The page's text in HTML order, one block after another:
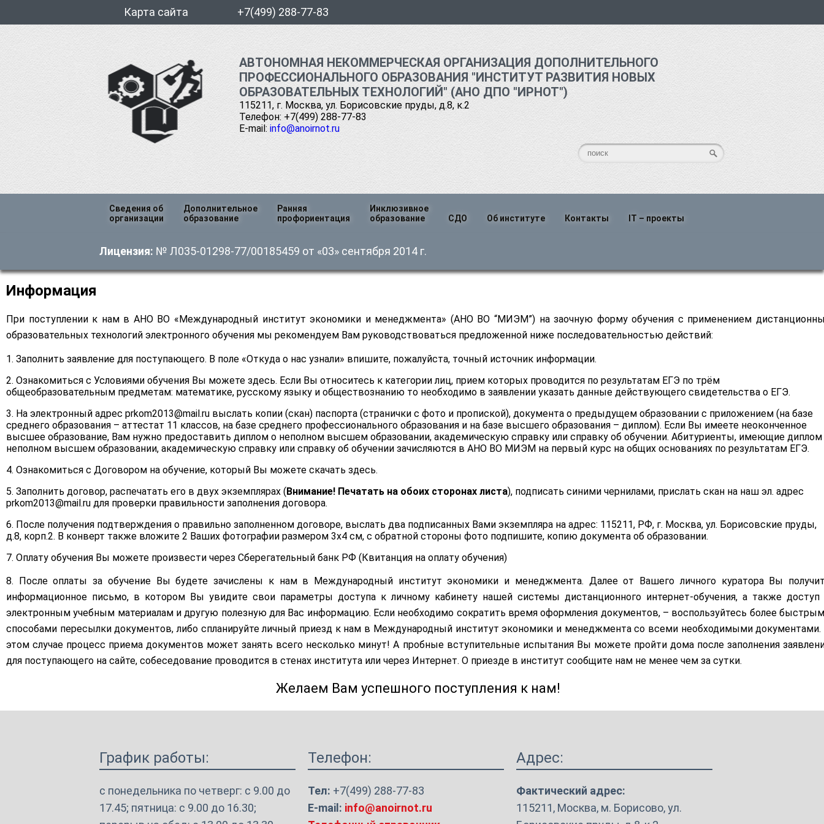
Карта сайта +7(499) 288-77-83
АВТОНОМНАЯ НЕКОММЕРЧЕСКАЯ ОРГАНИЗАЦИЯ ДОПОЛНИТЕЛЬНОГО
ПРОФЕССИОНАЛЬНОГО ОБРАЗОВАНИЯ "ИНСТИТУТ РАЗВИТИЯ НОВЫХ
ОБРАЗОВАТЕЛЬНЫХ ТЕХНОЛОГИЙ" (АНО ДПО "ИРНОТ")
115211, г. Москва, ул. Борисовские пруды, д.8, к.2
Телефон: +7(499) 288-77-83
E-mail: info@anoirnot.ru
содержимому
Сведения об
организации
Основные сведения
Структура и органы управления
Документы
Образовательные стандарты и
требования
Руководство
Педагогический состав
Материально-техническое
образовательного процесса.
Доступная среда
Стипендии и меры поддержки
обучающихся
услуги
Финансово-хозяйственная
деятельность
Вакантные места для приема
(перевода) обучающихся
Дополнительное
образование
Профессиональная
переподготовка
Ранняя
профориентация
Инклюзивное
образование
СДО Об институте
Проекты
Контакты
График работы и контакты
Вакансии института
IT – проекты
Лицензия: № Л035-01298-77/00185459 от «03» сентября 2014 г.
Информация
При поступлении к нам в АНО ВО «Международный институт экономики и менеджмента» (АНО ВО “МИЭМ”) на заочную форму обучения с применением
образовательных технологий электронного обучения мы рекомендуем Вам руководствоваться предложенной ниже последовательностью действий:
1. Заполнить заявление для поступающего. В поле «Откуда о нас узнали» впишите, пожалуйста, точный источник информации.
2. Ознакомиться с Условиями обучения Вы можете здесь. Если Вы относитесь к категории лиц, прием которых проводится по результатам ЕГЭ по трём
общеобразовательным предметам: математике, русскому языку и обществознанию то необходимо в заявлении указать данные действующего свидетельства о ЕГЭ.
3. На электронный адрес prkom2013@mail.ru выслать копии (скан) паспорта (странички с фото и пропиской), документа о предыдущем образовании с приложением (на базе
среднего образования – аттестат 11 классов, на базе среднего профессионального образования и на базе высшего образования – диплом). Если Вы имеете неоконченное
высшее образование, Вам нужно предоставить диплом о неполном высшем образовании, академическую справку или справку об обучении. Абитуриенты, имеющие диплом
неполном высшем образовании, академическую справку или справку об обучении зачисляются в АНО ВО МИЭМ на первый курс на общих основаниях по результатам ЕГЭ.
4. Ознакомиться с Договором на обучение, который Вы можете скачать здесь.
5. Заполнить договор, распечатать его в двух экземплярах (Внимание! Печатать на обоих сторонах листа), подписать синими чернилами, прислать скан на наш эл. адрес
prkom2013@mail.ru для проверки правильности заполнения договора.
6. После получения подтверждения о правильно заполненном договоре, выслать два подписанных Вами экземпляра на адрес: 115211, РФ, г. Москва, ул. Борисовские пруды,
д.8, корп.2. В конверт также вложите 2 Ваших фотографии размером 3х4 см, с обратной стороны фото подпишите, копию документа об образовании.
7. Оплату обучения Вы можете произвести через Сберегательный банк РФ (Квитанция на оплату обучения)
8. После оплаты за обучение Вы будете зачислены к нам в Международный институт экономики и менеджмента. Далее от Вашего личного куратора Вы
информационное письмо, в котором Вы увидите свои параметры доступа к личному кабинету нашей системы дистанционного интернет-обучения, а также доступ
электронным учебным материалам и другую полезную для Вас информацию. Если необходимо сократить время оформления документов, – воспользуйтесь более
способами пересылки документов, либо спланируйте личный приезд к нам в Международный институт экономики и менеджмента со всеми необходимыми документами.
этом случае процесс приема документов может занять всего несколько минут! А пробные вступительные испытания Вы можете пройти дома после заполнения
для поступающего на сайте, собеседование проводится в стенах института или через Интернет. О приезде в институт сообщите нам не менее чем за сутки.
Желаем Вам успешного поступления к нам!
График работы:
с понедельника по четверг: с 9.00 до
17.45; пятница: с 9.00 до 16.30;
Телефон:
Тел: +7(499) 288-77-83
E-mail: info@anoirnot.ru
Адрес:
Фактический адрес:
115211, Москва, м. Борисово, ул.